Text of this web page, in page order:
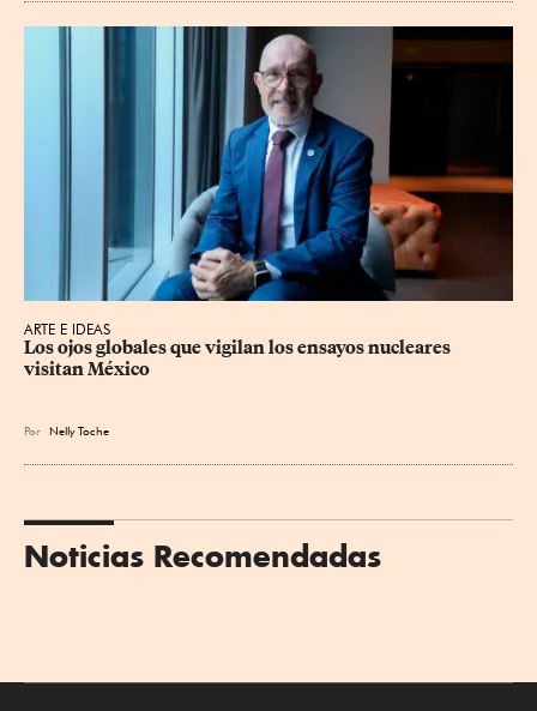
ARTE E IDEAS
Los ojos globales que vigilan los ensayos nucleares
visitan México
Por Nelly Toche
Noticias Recomendadas